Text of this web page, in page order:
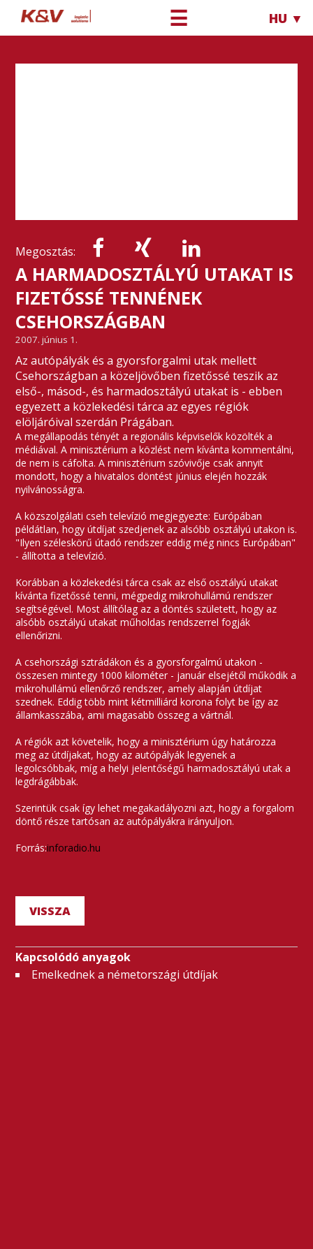
☰ HU ▼
Megosztás:
A HARMADOSZTÁLYÚ UTAKAT IS
FIZETŐSSÉ TENNÉNEK
CSEHORSZÁGBAN
2007. június 1.
Az autópályák és a gyorsforgalmi utak mellett
Csehországban a közeljövőben fizetőssé teszik az
első-, másod-, és harmadosztályú utakat is - ebben
egyezett a közlekedési tárca az egyes régiók
elöljáróival szerdán Prágában.
A megállapodás tényét a regionális képviselők közölték a
médiával. A minisztérium a közlést nem kívánta kommentálni,
de nem is cáfolta. A minisztérium szóvivője csak annyit
mondott, hogy a hivatalos döntést június elején hozzák
nyilvánosságra.
A közszolgálati cseh televízió megjegyezte: Európában
példátlan, hogy útdíjat szedjenek az alsóbb osztályú utakon is.
"Ilyen széleskörű útadó rendszer eddig még nincs Európában"
- állította a televízió.
Korábban a közlekedési tárca csak az első osztályú utakat
kívánta fizetőssé tenni, mégpedig mikrohullámú rendszer
segítségével. Most állítólag az a döntés született, hogy az
alsóbb osztályú utakat műholdas rendszerrel fogják
ellenőrizni.
A csehországi sztrádákon és a gyorsforgalmú utakon -
összesen mintegy 1000 kilométer - január elsejétől működik a
mikrohullámú ellenőrző rendszer, amely alapján útdíjat
szednek. Eddig több mint kétmilliárd korona folyt be így az
államkasszába, ami magasabb összeg a vártnál.
A régiók azt követelik, hogy a minisztérium úgy határozza
meg az útdíjakat, hogy az autópályák legyenek a
legolcsóbbak, míg a helyi jelentőségű harmadosztályú utak a
legdrágábbak.
Szerintük csak így lehet megakadályozni azt, hogy a forgalom
döntő része tartósan az autópályákra irányuljon.
Forrás:inforadio.hu
VISSZA
Kapcsolódó anyagok
Emelkednek a németországi útdíjak